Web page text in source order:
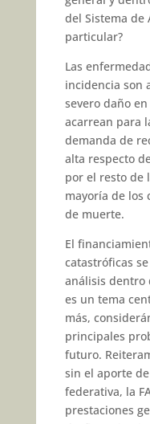
del Sistema de
particular?
Las
incidencia son
severo daño
acarrean para
demanda de
alta respecto
por el resto de
mayoría de los
de muerte.
El
catastróficas
análisis dentro
es un tema
más,
principales
futuro.
sin el aporte
federativa, la
prestaciones